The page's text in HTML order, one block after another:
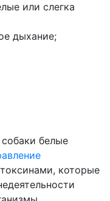
или слегка
дыхание;
белые
которые